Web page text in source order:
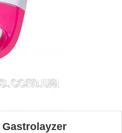
Gastrolayzer